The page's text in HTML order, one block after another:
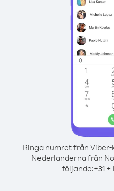
Ringa numret från
Nederländerna från
följande:+31+